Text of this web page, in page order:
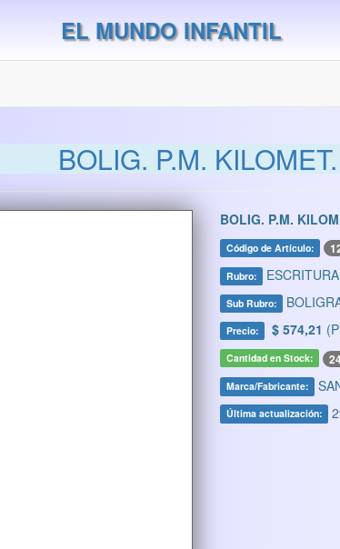
EL MUNDO INFANTIL
BOLIG. P.M.
BOLIG. P.M.
Código de Artículo:
Rubro: ESCRITURA
Sub Rubro:
Precio: $ 574,21
Cantidad en Stock:
Marca/Fabricante:
Última actualización: